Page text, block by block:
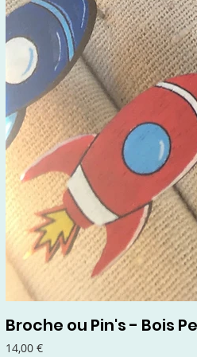
Broche ou Pin's - Bois
Prix
14,00 €